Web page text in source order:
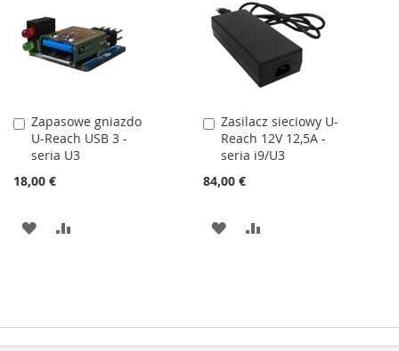
Zapasowe gniazdo
U-Reach USB 3 -
seria U3
18,00 €
Dodaj
do
koszyka
DODAJ
Zasilacz sieciowy U-
Reach 12V 12,5A -
seria i9/U3
84,00 €
Dodaj
do
koszyka
DODAJ